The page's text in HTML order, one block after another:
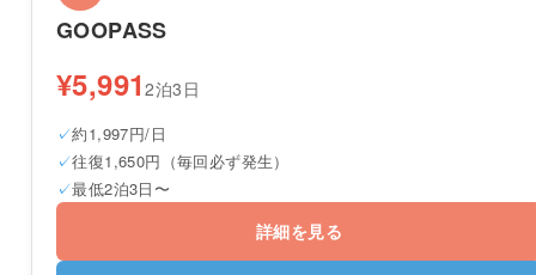
GOOPASS
¥5,9912泊3日
約1,997円/日
往復1,650円（毎回必ず発生）
最低2泊3日〜
詳細を見る